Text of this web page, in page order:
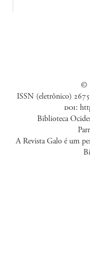
©
ISSN (eletrônico)
doi:
Biblioteca
A Revista Galo é um